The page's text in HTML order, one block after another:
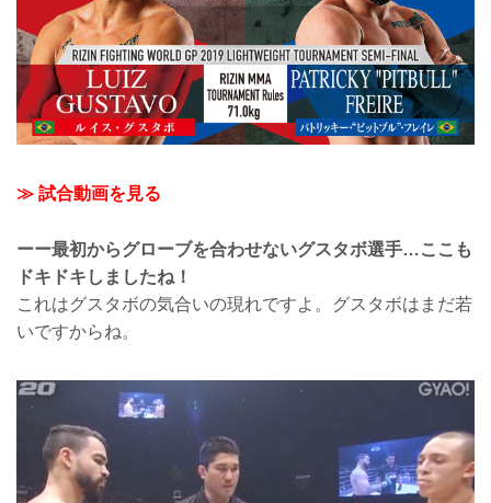
≫ 試合動画を見る
ーー最初からグローブを合わせないグスタボ選手…ここも
ドキドキしましたね！
これはグスタボの気合いの現れですよ。グスタボはまだ若
いですからね。